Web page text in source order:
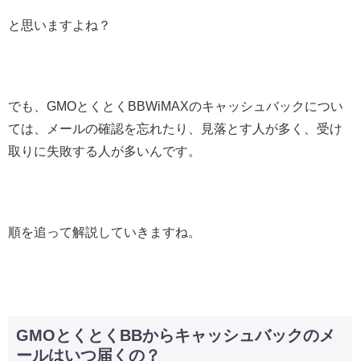
と思いますよね？
でも、GMOとくとくBBWiMAXのキャッシュバックについ
ては、メールの確認を忘れたり、見落とす人が多く、受け
取りに失敗する人が多いんです。
順を追って解説していきますね。
GMOとくとくBBからキャッシュバックのメ
ールはいつ届くの？